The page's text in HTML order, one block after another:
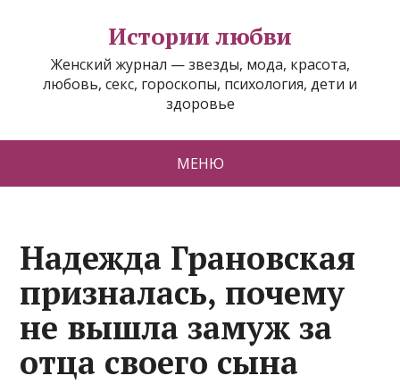
Истории любви
Женский журнал — звезды, мода, красота,
любовь, секс, гороскопы, психология, дети и
здоровье
МЕНЮ
Надежда Грановская
призналась, почему
не вышла замуж за
отца своего сына